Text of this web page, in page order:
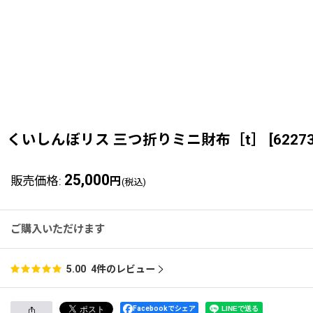
くいしんぼリス 三つ折りミニ財布［t］
販売価格: 25,000 円 (税込)
ご購入いただけます
5.00 4件のレビュー
Facebookでシェア